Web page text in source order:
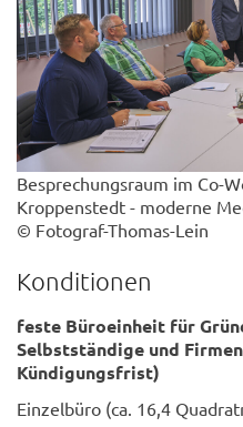
Besprechungsraum im Co-
Kroppenstedt - moderne
© Fotograf-Thomas-Lein
Konditionen
feste Büroeinheit für
Selbstständige und Firmen
Kündigungsfrist)
Einzelbüro (ca. 16,4